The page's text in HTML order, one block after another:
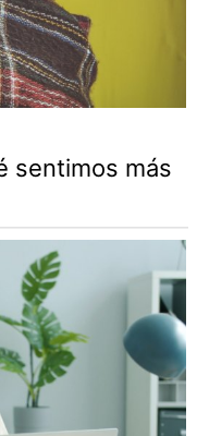
sentimos más